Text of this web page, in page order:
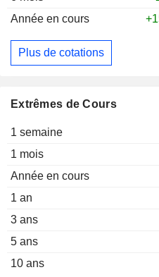
Année en cours
Plus de cotations
Extrêmes de Cours
1 semaine
1 mois
Année en cours
1 an
3 ans
5 ans
10 ans